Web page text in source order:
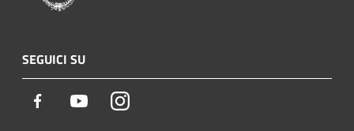
SEGUICI SU
Facebook YoutubeInstagram